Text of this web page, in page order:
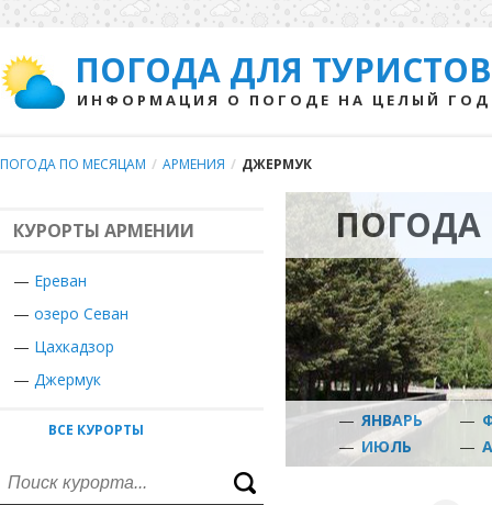
ПОГОДА ДЛЯ ТУРИСТОВ
ИНФОРМАЦИЯ О ПОГОДЕ НА ЦЕЛЫЙ ГОД
ПОГОДА ПО МЕСЯЦАМ / АРМЕНИЯ / ДЖЕРМУК
КУРОРТЫ АРМЕНИИ
— Ереван
— озеро Севан
— Цахкадзор
— Джермук
ВСЕ КУРОРТЫ
ПОГОДА
— ЯНВАРЬ —
—ИЮЛЬ —